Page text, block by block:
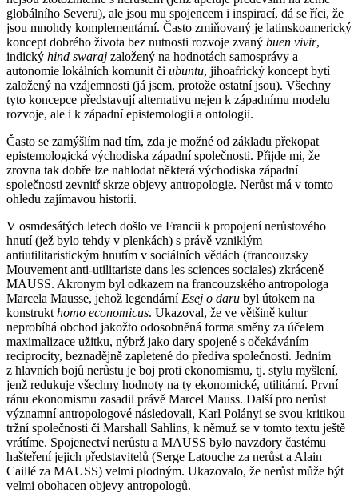
globálního Severu), ale jsou mu spojencem i inspirací, dá se říci, že
jsou mnohdy komplementární. Často zmiňovaný je latinskoamerický
koncept dobrého života bez nutnosti rozvoje zvaný buen vivir,
indický hind swaraj založený na hodnotách samosprávy a
autonomie lokálních komunit či ubuntu, jihoafrický koncept bytí
založený na vzájemnosti (já jsem, protože ostatní jsou). Všechny
tyto koncepce představují alternativu nejen k západnímu modelu
rozvoje, ale i k západní epistemologii a ontologii.
Často se zamýšlím nad tím, zda je možné od základu překopat
epistemologická východiska západní společnosti. Přijde mi, že
zrovna tak dobře lze nahlodat některá východiska západní
společnosti zevnitř skrze objevy antropologie. Nerůst má v tomto
ohledu zajímavou historii.
V osmdesátých letech došlo ve Francii k propojení nerůstového
hnutí (jež bylo tehdy v plenkách) s právě vzniklým
antiutilitaristickým hnutím v sociálních vědách (francouzsky
Mouvement anti-utilitariste dans les sciences sociales) zkráceně
MAUSS. Akronym byl odkazem na francouzského antropologa
Marcela Mausse, jehož legendární Esej o daru byl útokem na
konstrukt homo economicus. Ukazoval, že ve většině kultur
neprobíhá obchod jakožto odosobněná forma směny za účelem
maximalizace užitku, nýbrž jako dary spojené s očekáváním
reciprocity, beznadějně zapletené do přediva společnosti. Jedním
z hlavních bojů nerůstu je boj proti ekonomismu, tj. stylu myšlení,
jenž redukuje všechny hodnoty na ty ekonomické, utilitární. První
ránu ekonomismu zasadil právě Marcel Mauss. Další pro nerůst
významní antropologové následovali, Karl Polányi se svou kritikou
tržní společnosti či Marshall Sahlins, k němuž se v tomto textu ještě
vrátíme. Spojenectví nerůstu a MAUSS bylo navzdory častému
hašteření jejich představitelů (Serge Latouche za nerůst a Alain
Caillé za MAUSS) velmi plodným. Ukazovalo, že nerůst může být
velmi obohacen objevy antropologů.